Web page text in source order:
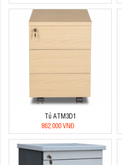
Tủ ATM3D1
862.000 VNĐ